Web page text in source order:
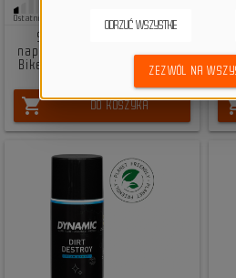
Ostatnie sztuki
Środek do czyszczenia
napędu rowerowego Dynamic
Bike Care Bio Drivetrain Detox
shopping_cart DO KOSZYKA
ODRZUĆ WSZYSTKIE
ZEZWÓL NA